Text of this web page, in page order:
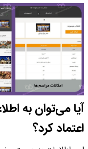
آیا می‌توان به
اعتماد کرد؟